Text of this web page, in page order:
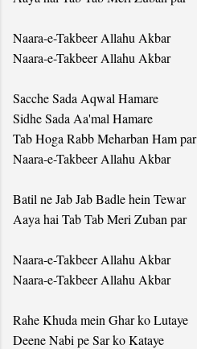
Naara-e-Takbeer Allahu Akbar
Naara-e-Takbeer Allahu Akbar
Sacche Sada Aqwal Hamare
Sidhe Sada Aa'mal Hamare
Tab Hoga Rabb Meharban Ham par
Naara-e-Takbeer Allahu Akbar
Batil ne Jab Jab Badle hein Tewar
Aaya hai Tab Tab Meri Zuban par
Naara-e-Takbeer Allahu Akbar
Naara-e-Takbeer Allahu Akbar
Rahe Khuda mein Ghar ko Lutaye
Deene Nabi pe Sar ko Kataye